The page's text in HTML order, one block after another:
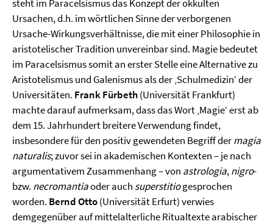
steht im Paracelsismus das Konzept der okkulten
Ursachen, d.h. im wörtlichen Sinne der verborgenen
Ursache-Wirkungsverhältnisse, die mit einer Philosophie in
aristotelischer Tradition unvereinbar sind. Magie bedeutet
im Paracelsismus somit an erster Stelle eine Alternative zu
Aristotelismus und Galenismus als der ‚Schulmedizin‘ der
Universitäten. Frank Fürbeth(Universität Frankfurt)
machte darauf aufmerksam, dass das Wort ‚Magie‘ erst ab
dem 15. Jahrhundert breitere Verwendung findet,
insbesondere für den positiv gewendeten Begriff dermagia
naturalis; zuvor sei in akademischen Kontexten – je nach
argumentativem Zusammenhang – von astrologia,nigro-
bzw. necromantiaoder auch superstitiogesprochen
worden. Bernd Otto(Universität Erfurt) verwies
demgegenüber auf mittelalterliche Ritualtexte arabischer